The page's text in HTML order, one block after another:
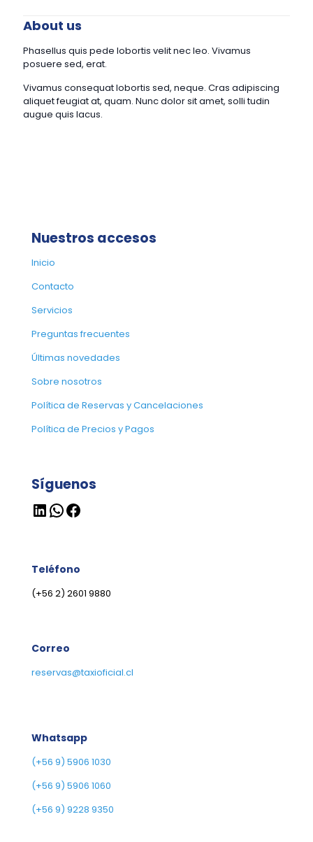
About us
Phasellus quis pede lobortis velit nec leo. Vivamus
posuere sed, erat.
Vivamus consequat lobortis sed, neque. Cras adipiscing
aliquet feugiat at, quam. Nunc dolor sit amet, solli tudin
augue quis lacus.
Nuestros accesos
Inicio
Contacto
Servicios
Preguntas frecuentes
Últimas novedades
Sobre nosotros
Política de Reservas y Cancelaciones
Política de Precios y Pagos
Síguenos
LinkedIn
WhatsApp
Facebook
Teléfono
(+56 2) 2601 9880
Correo
reservas@taxioficial.cl
Whatsapp
(+56 9) 5906 1030
(+56 9) 5906 1060
(+56 9) 9228 9350